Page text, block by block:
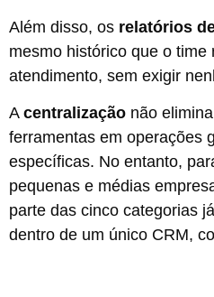
Além disso, os relatórios
mesmo histórico que o time
atendimento, sem exigir
A centralização não
ferramentas em operações
específicas. No entanto,
pequenas e médias
parte das cinco categorias
dentro de um único CRM,